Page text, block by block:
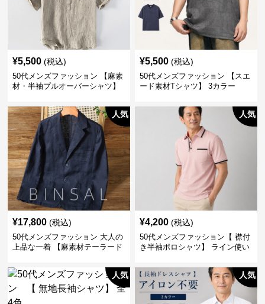
¥5,500 (税込)
50代メンズファッション 【麻素
材・半袖プルオーバーシャツ】
¥5,500 (税込)
50代メンズファッション 【スエ
ード素材Tシャツ】 3カラー
人気
¥17,800 (税込)
50代メンズファッション 大人の
上品な一着 【麻素材テーラード
人気
¥4,200 (税込)
50代メンズファッション【 襟付
き半袖ポロシャツ】 ライン使い
人気 人気